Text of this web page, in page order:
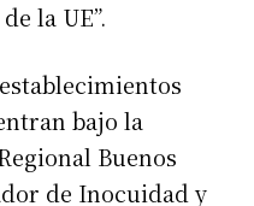
la UE”.
bajo la
Buenos
de Inocuidad y